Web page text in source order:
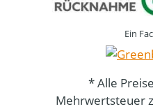
Ein
* Alle
Mehrwertsteuer